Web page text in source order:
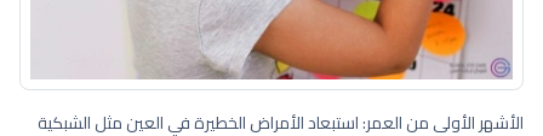
الأشهر الأولى من العمر: استبعاد الأمراض الخطيرة في العين مثل الشبكية